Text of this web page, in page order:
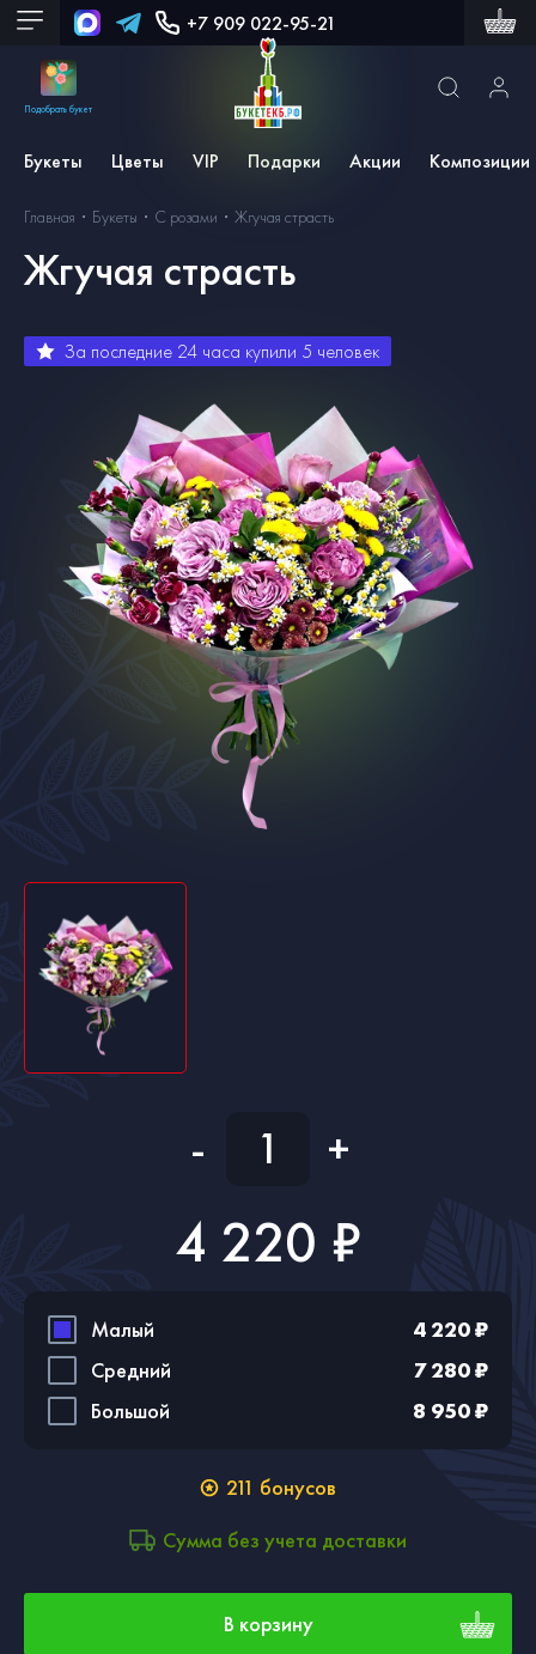
+7 909 022-95-21
Подобрать букет
Букеты Цветы VIP Подарки Акции Композиции
Главная Букеты С розами Жгучая страсть
Жгучая страсть
За последние 24 часа купили 5 человек
- +
4 220 ₽
Малый
4 220 ₽
Средний
7 280 ₽
Большой
8 950 ₽
211 бонусов
Сумма без учета доставки
В корзину